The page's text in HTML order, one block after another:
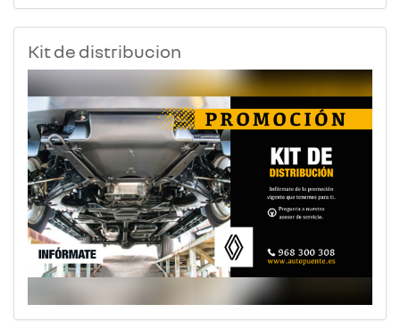
Kit de distribucion